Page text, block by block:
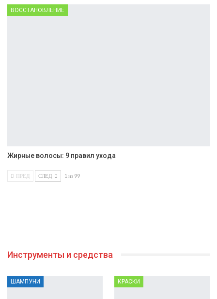
ВОССТАНОВЛЕНИЕ
Жирные волосы: 9 правил ухода
ПРЕД СЛЕД 1 из 99
Инструменты и средства
ШАМПУНИ КРАСКИ